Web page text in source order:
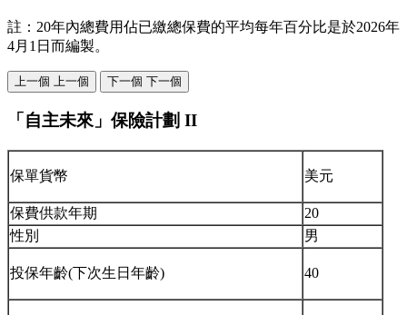
註：20年內總費用佔已繳總保費的平均每年百分比是於2026年
4月1日而編製。
上一個 上一個 下一個 下一個
「自主未來」保險計劃 II
保單貨幣 美元
保費供款年期
20
性別
男
投保年齡(下次生日年齡) 40